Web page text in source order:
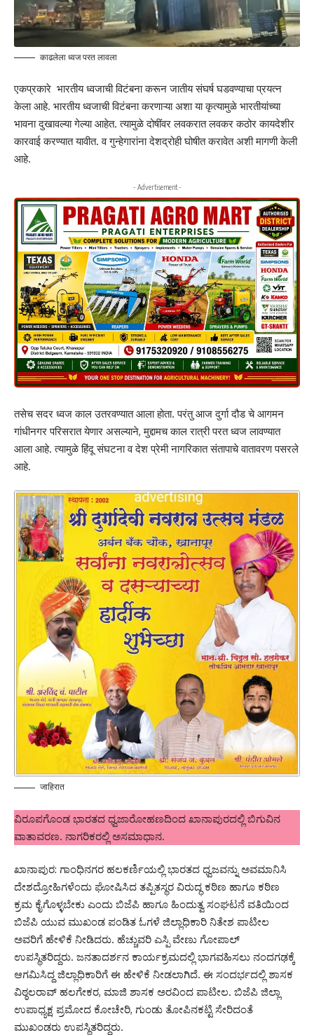
काढलेला ध्वज परत‌ लावला
एकप्रकारे भारतीय ध्वजाची विटंबना करून जातीय संघर्ष घडवण्याचा प्रयत्न
केला आहे. भारतीय ध्वजाची विटंबना करणाऱ्या अशा या कृत्यामुळे भारतीयांच्या
भावना दुखावल्या गेल्या आहेत. त्यामुळे दोषींवर लवकरात लवकर कठोर कायदेशीर
कारवाई करण्यात यावीत. व गुन्हेगारांना देशद्रोही घोषीत करावेत अशी मागणी केली
आहे.
- Advertisement -
तसेच सदर ध्वज काल उतरवण्यात आला होता. परंतु आज दुर्गा दौड चे आगमन
गांधीनगर परिसरात येणार असल्याने, मुद्दामच काल रात्री परत ध्वज लावण्यात
आला आहे. त्यामुळे हिंदू संघटना व देश प्रेमी नागरिकात संतापाचे वातावरण पसरले
आहे.
जाहिरात
ವಿರೂಪಗೊಂಡ ಭಾರತದ ಧ್ವಜಾರೋಹಣದಿಂದ ಖಾನಾಪುರದಲ್ಲಿ ಬಿಗುವಿನ
ವಾತಾವರಣ. ನಾಗರಿಕರಲ್ಲಿ ಅಸಮಾಧಾನ.
ಖಾನಾಪುರ: ಗಾಂಧಿನಗರ ಹಲಕರ್ಣಿಯಲ್ಲಿ ಭಾರತದ ಧ್ವಜವನ್ನು ಅವಮಾನಿಸಿ
ದೇಶದ್ರೋಹಿಗಳೆಂದು ಘೋಷಿಸಿದ ತಪ್ಪಿತಸ್ಥರ ವಿರುದ್ಧ ಕಠಿಣ ಹಾಗೂ ಕಠಿಣ
ಕ್ರಮ ಕೈಗೊಳ್ಳಬೇಕು ಎಂದು ಬಿಜೆಪಿ ಹಾಗೂ ಹಿಂದುತ್ವ ಸಂಘಟನೆ ವತಿಯಿಂದ
ಬಿಜೆಪಿ ಯುವ ಮುಖಂಡ ಪಂಡಿತ ಓಗಳೆ ಜಿಲ್ಲಾಧಿಕಾರಿ ನಿತೇಶ ಪಾಟೀಲ
ಅವರಿಗೆ ಹೇಳಿಕೆ ನೀಡಿದರು. ಹೆಚ್ಚುವರಿ ಎಸ್ಪಿ ವೇಣು ಗೋಪಾಲ್
ಉಪಸ್ಥಿತರಿದ್ದರು. ಜನತಾದರ್ಶನ ಕಾರ್ಯಕ್ರಮದಲ್ಲಿ ಭಾಗವಹಿಸಲು ನಂದಗಢಕ್ಕೆ
ಆಗಮಿಸಿದ್ದ ಜಿಲ್ಲಾಧಿಕಾರಿಗೆ ಈ ಹೇಳಿಕೆ ನೀಡಲಾಗಿದೆ. ಈ ಸಂದರ್ಭದಲ್ಲಿ ಶಾಸಕ
ವಿಠ್ಠಲರಾವ್ ಹಲಗೇಕರ, ಮಾಜಿ ಶಾಸಕ ಅರವಿಂದ ಪಾಟೀಲ. ಬಿಜೆಪಿ ಜಿಲ್ಲಾ
ಉಪಾಧ್ಯಕ್ಷ ಪ್ರಮೋದ ಕೋಚೇರಿ, ಗುಂಡು ತೋಪಿನಕಟ್ಟಿ ಸೇರಿದಂತೆ
ಮುಖಂಡರು ಉಪಸ್ಥಿತರಿದ್ದರು.